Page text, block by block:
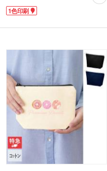
す。正方形のフォルムが新鮮で、すっき
りと洗練された印象です。コットン素材
触りもとっても魅力的。シンプルなので
ックの人気の3色から選べます。
シルク1色印刷に対応。シンプルなデザ
インに名入れが映えます。オープン記念
品や購入特典はもちろん、イラストやキ
ャラクターを印刷してオリジナルグッズ
作成にもオススメです。
1色印刷